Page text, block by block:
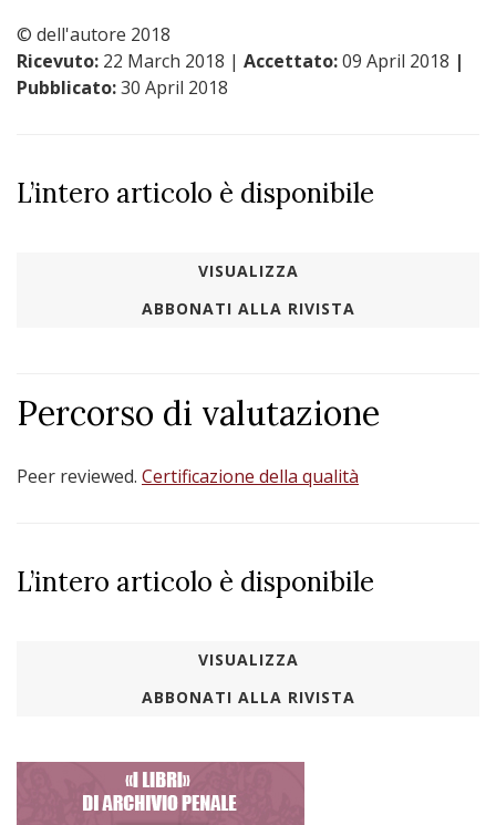
© dell'autore 2018
Ricevuto: 22 March 2018 | Accettato:09 April 2018 |
Pubblicato:30 April 2018
L’intero articolo è disponibile
VISUALIZZA
ABBONATI ALLA RIVISTA
Percorso di valutazione
Peer reviewed. Certificazione della qualità
L’intero articolo è disponibile
VISUALIZZA
ABBONATI ALLA RIVISTA